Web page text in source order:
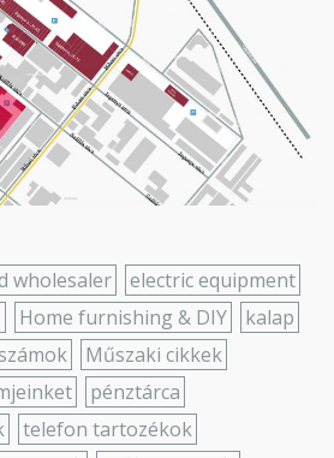
wholesaler
electric equipment
Home furnishing & DIY
kalap
Műszaki cikkek
pénztárca
telefon tartozékok